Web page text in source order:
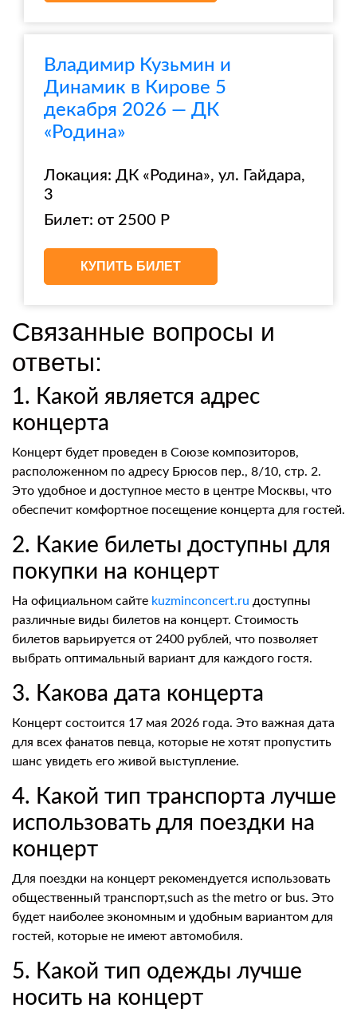
Владимир Кузьмин и
Динамик в Кирове 5
декабря 2026 — ДК
«Родина»
Локация: ДК «Родина», ул. Гайдара,
3
Билет: от 2500 Р
КУПИТЬ БИЛЕТ
Связанные вопросы и
ответы:
1. Какой является адрес
концерта
Концерт будет проведен в Союзе композиторов,
расположенном по адресу Брюсов пер., 8/10, стр. 2.
Это удобное и доступное место в центре Москвы, что
обеспечит комфортное посещение концерта для гостей.
2. Какие билеты доступны для
покупки на концерт
На официальном сайте kuzminconcert.ru доступны
различные виды билетов на концерт. Стоимость
билетов варьируется от 2400 рублей, что позволяет
выбрать оптимальный вариант для каждого гостя.
3. Какова дата концерта
Концерт состоится 17 мая 2026 года. Это важная дата
для всех фанатов певца, которые не хотят пропустить
шанс увидеть его живой выступление.
4. Какой тип транспорта лучше
использовать для поездки на
концерт
Для поездки на концерт рекомендуется использовать
общественный транспорт,such as the metro or bus. Это
будет наиболее экономным и удобным вариантом для
гостей, которые не имеют автомобиля.
5. Какой тип одежды лучше
носить на концерт